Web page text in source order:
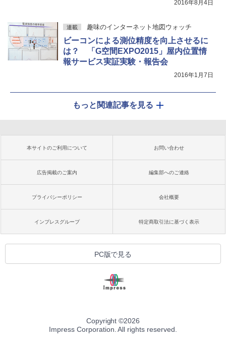
2016年8月4日
連載 趣味のインターネット地図ウォッチ
ビーコンによる測位精度を向上させるに
は？ 「G空間EXPO2015」屋内位置情
報サービス実証実験・報告会
2016年1月7日
もっと関連記事を見る
本サイトのご利用について お問い合わせ
広告掲載のご案内 編集部へのご連絡
プライバシーポリシー 会社概要
インプレスグループ 特定商取引法に基づく表示
PC版で見る
Copyright ©2026
Impress Corporation. All rights reserved.